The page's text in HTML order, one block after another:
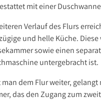
mit einer
Verlauf des Flurs
und helle Küche.
sowie einen
untergebracht ist.
man dem Flur weiter,
das den Zugang zum